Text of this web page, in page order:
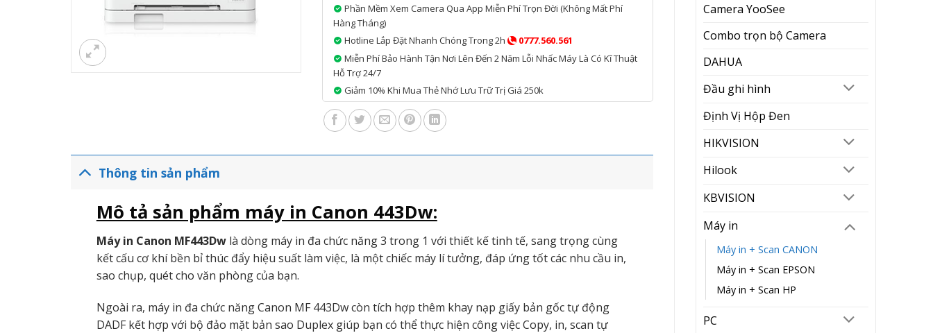
Camera YooSee
Combo trọn bộ Camera
DAHUA
Đầu ghi hình
Định Vị Hộp Đen
HIKVISION
Hilook
KBVISION
Máy in
Máy in + Scan CANON
Máy in + Scan EPSON
Máy in + Scan HP
PC
Phần Mềm Xem Camera Qua App Miễn Phí Trọn Đời (không Mất Phí
Hàng Tháng)
Hotline Lắp Đặt Nhanh Chóng Trong 2h
0777.560.561
Miễn Phí Bảo Hành Tận Nơi Lên Đến 2 Năm Lỗi Nhấc Máy Là Có Kĩ Thuật
Hỗ Trợ 24/7
Giảm 10% Khi Mua Thẻ Nhớ Lưu Trữ Trị Giá 250k
Thông tin sản phẩm
Mô tả sản phẩm máy in Canon 443Dw:
Máy in Canon MF443Dwlà dòng máy in đa chức năng 3 trong 1 với thiết kế tinh tế, sang trọng cùng
kết cấu cơ khí bền bỉ thúc đẩy hiệu suất làm việc, là một chiếc máy lí tưởng, đáp ứng tốt các nhu cầu in,
sao chụp, quét cho văn phòng của bạn.
Ngoài ra, máy in đa chức năng Canon MF 443Dw còn tích hợp thêm khay nạp giấy bản gốc tự động
DADF kết hợp với bộ đảo mặt bản sao Duplex giúp bạn có thể thực hiện công việc Copy, in, scan tự